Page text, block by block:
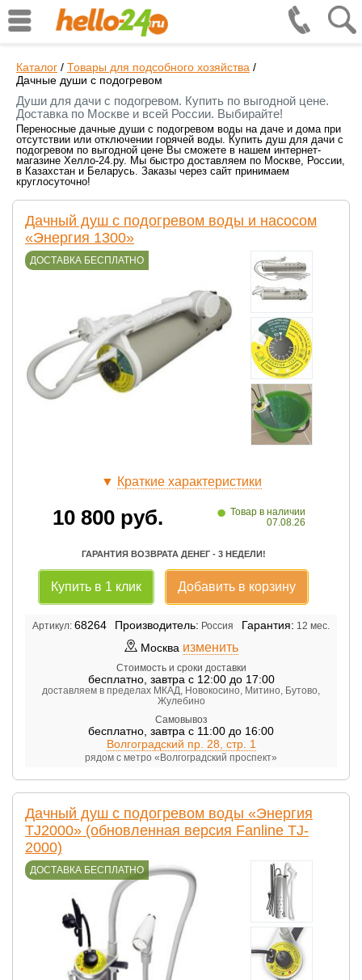
Каталог / Товары для подсобного хозяйства /
Дачные души с подогревом
Души для дачи с подогревом. Купить по выгодной цене.
Доставка по Москве и всей России. Выбирайте!
Переносные дачные души с подогревом воды на даче и дома при
отсутствии или отключении горячей воды. Купить душ для дачи с
подогревом по выгодной цене Вы сможете в нашем интернет-
магазине Хелло-24.ру. Мы быстро доставляем по Москве, России,
в Казахстан и Беларусь. Заказы через сайт принимаем
круглосуточно!
Дачный душ с подогревом воды и насосом
«Энергия 1300»
ДОСТАВКА БЕСПЛАТНО
▼ Краткие характеристики
10 800руб. • Товар в наличии
07.08.26
ГАРАНТИЯ ВОЗВРАТА ДЕНЕГ - 3 НЕДЕЛИ!
Купить в 1 клик Добавить в корзину
Артикул: 68264 Производитель: Россия Гарантия: 12 мес.
Москва изменить
Стоимость и сроки доставки
бесплатно, завтра с 12:00 до 17:00
доставляем в пределах МКАД, Новокосино, Митино, Бутово,
Жулебино
Самовывоз
бесплатно завтра с 11:00 до 16:00
Волгоградский пр. 28, стр. 1
рядом с метро «Волгоградский проспект»
Дачный душ с подогревом воды «Энергия
TJ2000» (обновленная версия Fanline TJ-
2000)
ДОСТАВКА БЕСПЛАТНО